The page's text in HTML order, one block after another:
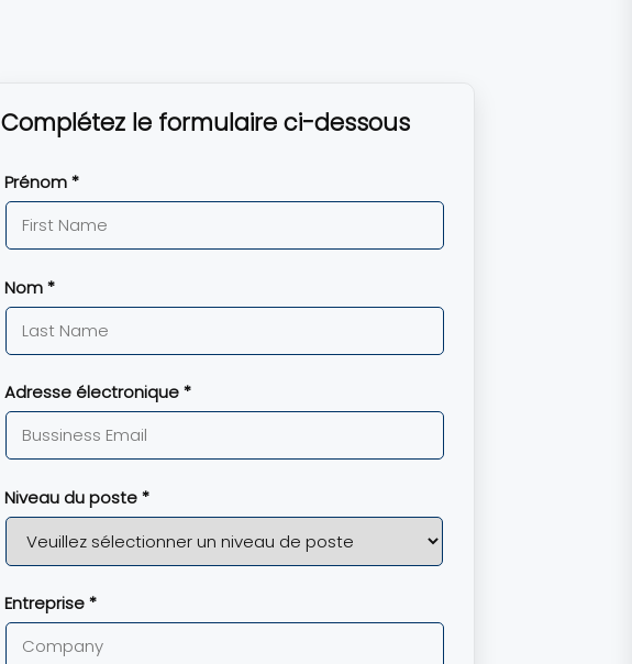
Complétez le formulaire ci-dessous
Prénom *
Nom *
Adresse électronique *
Niveau du poste *
Entreprise *